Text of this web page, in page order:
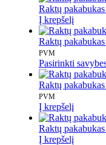
Raktų
Į krepšelį
Raktų
PVM
Pasirinkti
Raktų
PVM
Į krepšelį
Raktų
Į krepšelį